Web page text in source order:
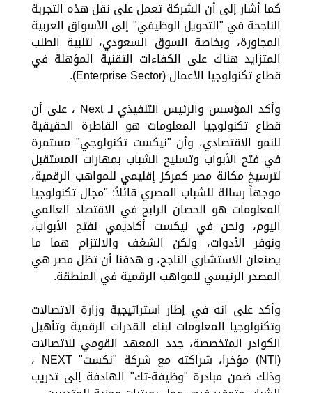
كما أشار إلى أن الشركة تعمل على نقل هذه التجربة
الناجحة في "التحويل الوظيفي" إلى الأسواق العربية
المجاورة، وبخاصة السوق السعودي، لتلبية الطلب
المتزايد هناك على الكفاءات التقنية المؤهلة في
قطاع تكنولوجيا الأعمال (Enterprise Sector).
وأكد المؤسس والرئيس التنفيذي لـ Next ، على أن
قطاع تكنولوجيا المعلومات هو القاطرة الحقيقية
للنمو الاقتصادي، وأن "نيكست تكنولوجي" مستمرة
في فتح الأبواب وتسليح الشباب بمهارات المستقبل
لترسيخ مكانة مصر كمركز إقليمي للمواهب الرقمية،
موجهاً رسالة للشباب المصري قائلاً: "مجال تكنولوجيا
المعلومات هو الحصان الرابح في الاقتصاد العالمي
اليوم، ونحن في نيكست أكاديمي نفتح الأبواب،
ونوفر الأدوات، ولكن الشغف والالتزام هما ما
يصنعان الاستشاري الناجح، و هدفنا أن تظل مصر هي
المصدر الرئيسي للمواهب الرقمية في المنطقة.
وأكد على انه في إطار استراتيجية وزارة الاتصالات
وتكنولوجيا المعلومات لبناء القدرات الرقمية وتأهيل
الكوادر المتخصصة، جدد المعهد القومي للاتصالات
(NTI) مؤخرا، شراكته مع شركة "نكست" NEXT ،
وذلك ضمن مبادرة "وظيفة-تك" الهادفة إلى تدريب